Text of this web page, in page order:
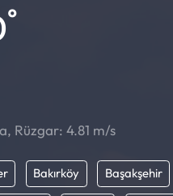
°
Rüzgar: 4.81 m/s
Bakırköy Başakşehir